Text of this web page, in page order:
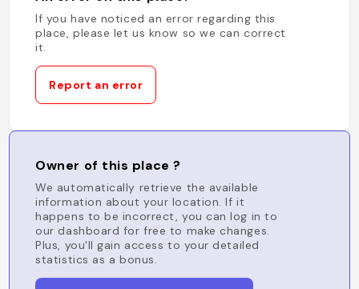
If you have noticed an error regarding this
place, please let us know so we can correct
it.
Report an error
Owner of this place ?
We automatically retrieve the available
information about your location. If it
happens to be incorrect, you can log in to
our dashboard for free to make changes.
Plus, you'll gain access to your detailed
statistics as a bonus.